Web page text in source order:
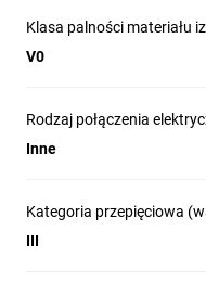
Klasa palności materiału
V0
Rodzaj połączenia
Inne
Kategoria przepięciowa
III